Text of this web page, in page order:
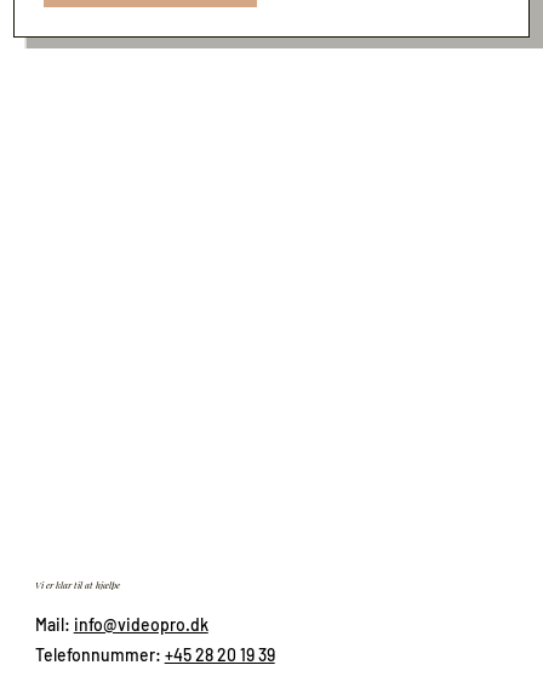
Vi er klar til at hjælpe
Mail: info@videopro.dk
Telefonnummer: +45 28 20 19 39